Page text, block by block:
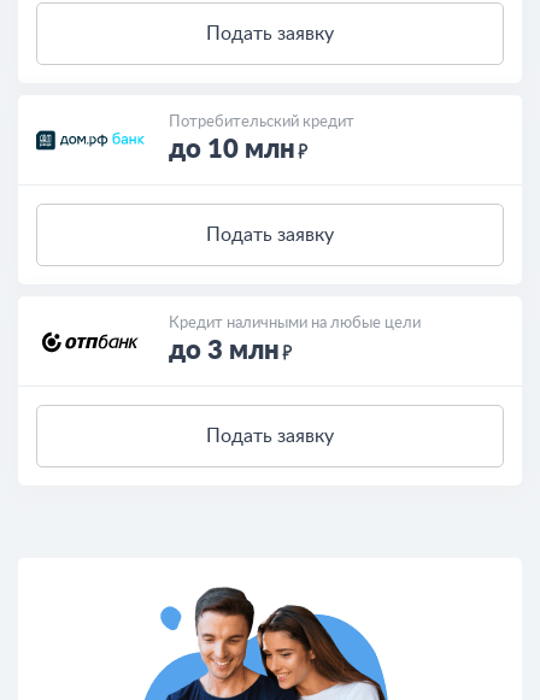
Подать заявку
Потребительский кредит
до 10 млн
Подать заявку
Кредит наличными на любые цели
до 3 млн
Подать заявку